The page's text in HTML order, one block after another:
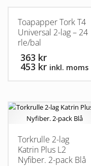
Toapapper Tork T4
Universal 2-lag – 24
rle/bal
363 kr
453 kr inkl. moms
Torkrulle 2-lag
Katrin Plus L2
Nyfiber. 2-pack Blå